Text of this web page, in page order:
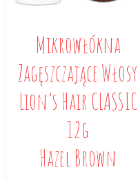
Mikrowłókna
Zagęszczające Włosy
Lion’s Hair CLASSIC
12g
Hazel Brown